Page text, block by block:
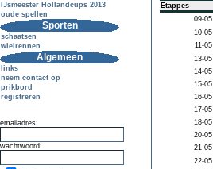
IJsmeester Hollandcups 2013
oude spellen
Sporten
schaatsen
wielrennen
Algemeen
links
neem contact op
prikbord
registreren
emailadres:
wachtwoord:
Etappes
09-05
10-05
11-05
13-05
14-05
15-05
16-05
17-05
18-05
20-05
21-05
22-05